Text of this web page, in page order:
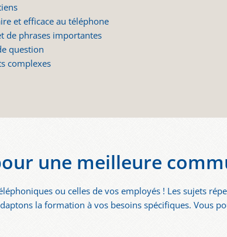
et efficace au téléphone
de phrases importantes
question
complexes
une meilleure
ou celles de vos employés ! Les sujets
la formation à vos besoins spécifiques. Vous